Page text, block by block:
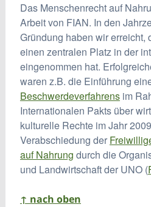
Das Menschenrecht auf
Arbeit von FIAN. In den
Gründung haben wir erreicht,
einen zentralen Platz in der
eingenommen hat.
waren z.B. die Einführung
Beschwerdeverfahrensim
Internationalen Pakts über
kulturelle Rechte im Jahr
Verabschiedung der
auf Nahrung durch die
und Landwirtschaft der UNO (
↑ nach oben